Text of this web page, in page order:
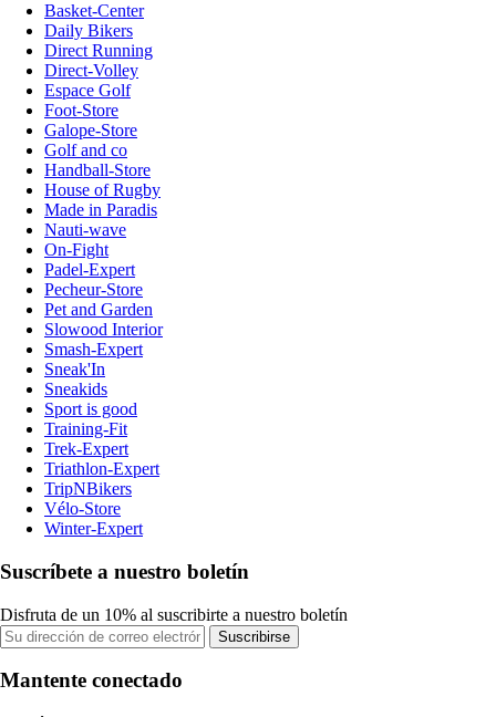
Basket-Center
Daily Bikers
Direct Running
Direct-Volley
Espace Golf
Foot-Store
Galope-Store
Golf and co
Handball-Store
House of Rugby
Made in Paradis
Nauti-wave
On-Fight
Padel-Expert
Pecheur-Store
Pet and Garden
Slowood Interior
Smash-Expert
Sneak'In
Sneakids
Sport is good
Training-Fit
Trek-Expert
Triathlon-Expert
TripNBikers
Vélo-Store
Winter-Expert
Suscríbete a nuestro boletín
Disfruta de un 10% al suscribirte a nuestro boletín
Suscribirse
Mantente conectado